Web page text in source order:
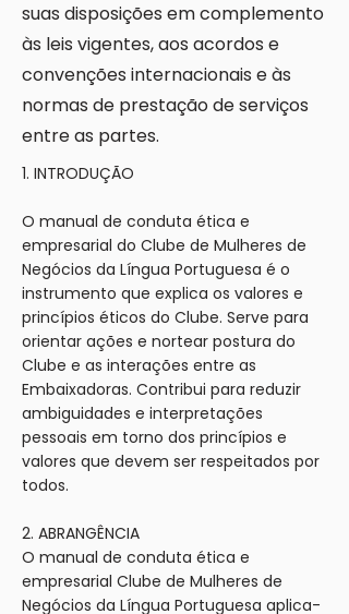
suas disposições em complemento
às leis vigentes, aos acordos e
convenções internacionais e às
normas de prestação de serviços
entre as partes.
1. INTRODUÇÃO
O manual de conduta ética e
empresarial do Clube de Mulheres de
Negócios da Língua Portuguesa é o
instrumento que explica os valores e
princípios éticos do Clube. Serve para
orientar ações e nortear postura do
Clube e as interações entre as
Embaixadoras. Contribui para reduzir
ambiguidades e interpretações
pessoais em torno dos princípios e
valores que devem ser respeitados por
todos.
2. ABRANGÊNCIA
O manual de conduta ética e
empresarial Clube de Mulheres de
Negócios da Língua Portuguesa aplica-